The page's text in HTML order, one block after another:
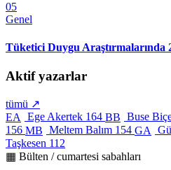
05
Genel
Tüketici Duygu Araştırmalarında
Aktif yazarlar
tümü ↗
EA
Ege Akertek 164 BB Buse
156 MB Meltem Balım 154 GA
Taşkesen 112
▦ Bülten / cumartesi sabahları